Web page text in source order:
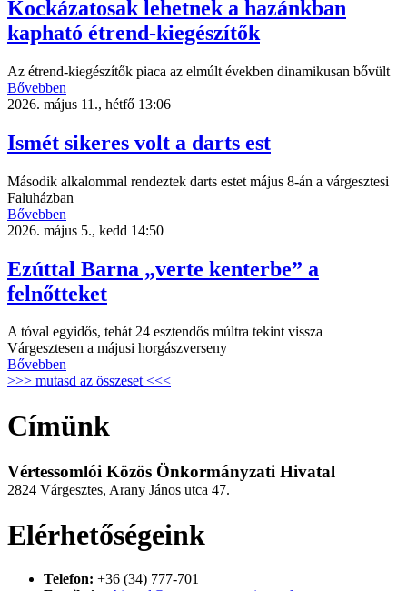
Kockázatosak lehetnek a hazánkban
kapható étrend-kiegészítők
Az étrend-kiegészítők piaca az elmúlt években dinamikusan bővült
Bővebben
2026. május 11., hétfő 13:06
Ismét sikeres volt a darts est
Második alkalommal rendeztek darts estet május 8-án a várgesztesi
Faluházban
Bővebben
2026. május 5., kedd 14:50
Ezúttal Barna „verte kenterbe” a
felnőtteket
A tóval egyidős, tehát 24 esztendős múltra tekint vissza
Várgesztesen a májusi horgászverseny
Bővebben
>>> mutasd az összeset <<<
Címünk
Vértessomlói Közös Önkormányzati Hivatal
2824 Várgesztes, Arany János utca 47.
Elérhetőségeink
Telefon: +36 (34) 777-701